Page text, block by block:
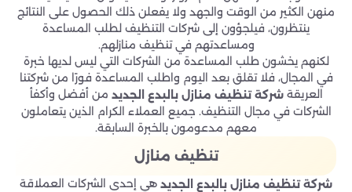
منهن الكثير من الوقت والجهد ولا يفعلن ذلك الحصول على النتائج
ينتظرون، فيلجؤون إلى شركات التنظيف لطلب المساعدة
ومساعدتهم في تنظيف منازلهم.
لكنهم يخشون طلب المساعدة من الشركات التي ليس لديها خبرة
في المجال، فلا تقلق بعد اليوم واطلب المساعدة فورًا من شركتنا
العريقةشركة تنظيف منازلبالبدع الجديد من أفضل وأكفأ
الشركات في مجال التنظيف. جميع العملاء الكرام الذين يتعاملون
معهم مدعومون بالخبرة السابقة.
تنظيف منازل
شركة تنظيف منازل بالبدع الجديد هي إحدى الشركات العملاقة